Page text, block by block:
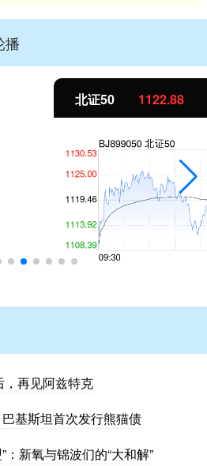
播
3.42 0.30%
，再见阿兹特克
基斯坦首次发行熊猫债
：新氧与锦波们的“大和解”